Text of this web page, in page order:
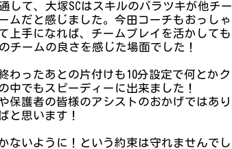
して、大塚SCはスキルのバラツキが他
ムだと感じました。今田コーチもおっし
上手になれば、チームプレイを活かして
チームの良さを感じた場面でした！
わったあとの片付けも10分設定で何とかク
中でもスピーディーに出来ました！
保護者の皆様のアシストのおかげではあ
と思います！
ないように！という約束は守れませんでし